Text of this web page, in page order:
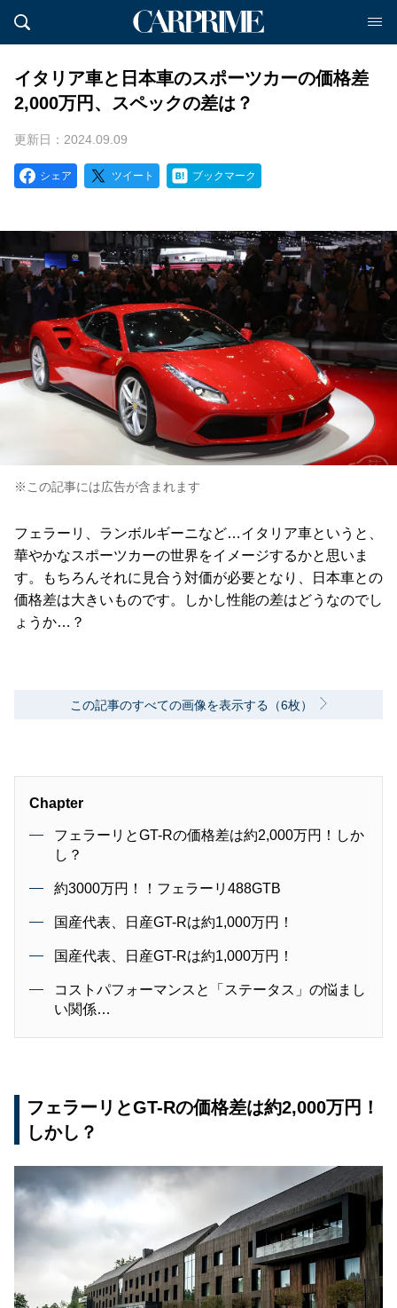
イタリア車と日本車のスポーツカーの価格差
2,000万円、スペックの差は？
更新日：2024.09.09
シェア ツイート ブックマーク
※この記事には広告が含まれます
フェラーリ、ランボルギーニなど…イタリア車というと、
華やかなスポーツカーの世界をイメージするかと思いま
す。もちろんそれに見合う対価が必要となり、日本車との
価格差は大きいものです。しかし性能の差はどうなのでし
ょうか…？
この記事のすべての画像を表示する（6枚）
Chapter
フェラーリとGT-Rの価格差は約2,000万円！しか
し？
約3000万円！！フェラーリ488GTB
国産代表、日産GT-Rは約1,000万円！
国産代表、日産GT-Rは約1,000万円！
コストパフォーマンスと「ステータス」の悩まし
い関係…
フェラーリとGT-Rの価格差は約2,000万円！
しかし？